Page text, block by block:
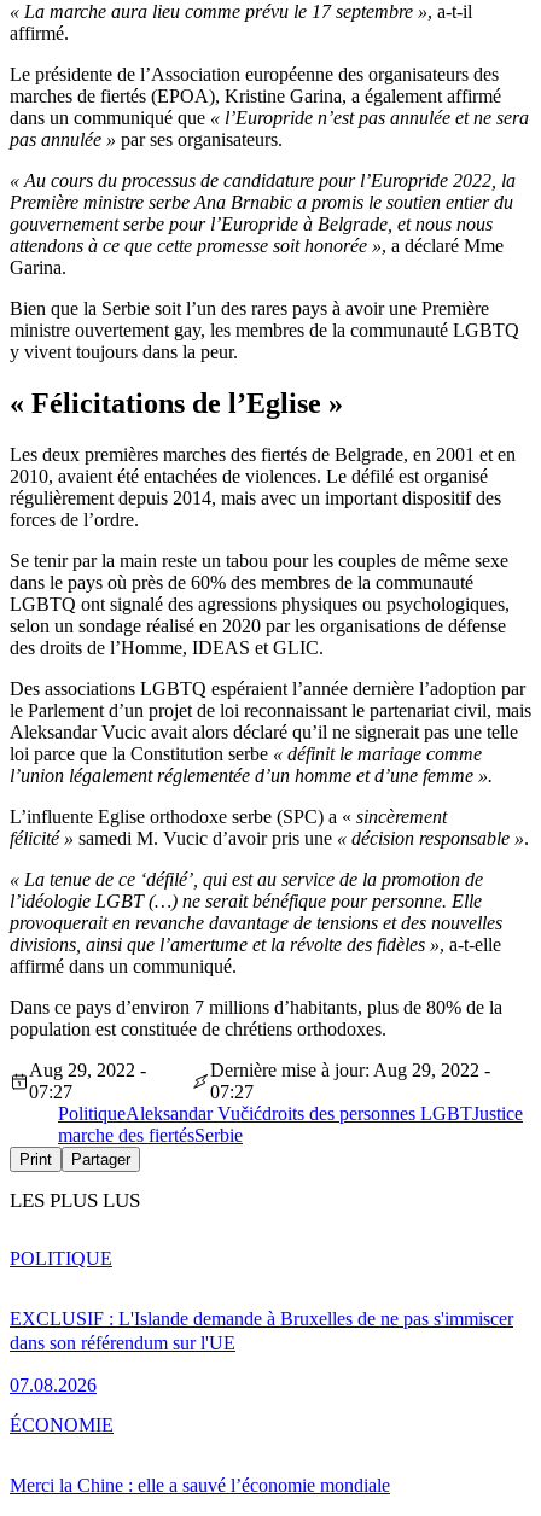
« La marche aura lieu comme prévu le 17 septembre », a-t-il
affirmé.
Le présidente de l’Association européenne des organisateurs des
marches de fiertés (EPOA), Kristine Garina, a également affirmé
dans un communiqué que « l’Europride n’est pas annulée et ne sera
pas annulée » par ses organisateurs.
« Au cours du processus de candidature pour l’Europride 2022, la
Première ministre serbe Ana Brnabic a promis le soutien entier du
gouvernement serbe pour l’Europride à Belgrade, et nous nous
attendons à ce que cette promesse soit honorée », a déclaré Mme
Garina.
Bien que la Serbie soit l’un des rares pays à avoir une Première
ministre ouvertement gay, les membres de la communauté LGBTQ
y vivent toujours dans la peur.
« Félicitations de l’Eglise »
Les deux premières marches des fiertés de Belgrade, en 2001 et en
2010, avaient été entachées de violences. Le défilé est organisé
régulièrement depuis 2014, mais avec un important dispositif des
forces de l’ordre.
Se tenir par la main reste un tabou pour les couples de même sexe
dans le pays où près de 60% des membres de la communauté
LGBTQ ont signalé des agressions physiques ou psychologiques,
selon un sondage réalisé en 2020 par les organisations de défense
des droits de l’Homme, IDEAS et GLIC.
Des associations LGBTQ espéraient l’année dernière l’adoption par
le Parlement d’un projet de loi reconnaissant le partenariat civil, mais
Aleksandar Vucic avait alors déclaré qu’il ne signerait pas une telle
loi parce que la Constitution serbe « définit le mariage comme
l’union légalement réglementée d’un homme et d’une femme ».
L’influente Eglise orthodoxe serbe (SPC) a « sincèrement
félicité » samedi M. Vucic d’avoir pris une « décision responsable ».
« La tenue de ce ‘défilé’, qui est au service de la promotion de
l’idéologie LGBT (…) ne serait bénéfique pour personne. Elle
provoquerait en revanche davantage de tensions et des nouvelles
divisions, ainsi que l’amertume et la révolte des fidèles », a-t-elle
affirmé dans un communiqué.
Dans ce pays d’environ 7 millions d’habitants, plus de 80% de la
population est constituée de chrétiens orthodoxes.
Aug 29, 2022 -
07:27
Dernière mise à jour: Aug 29, 2022 -
07:27
PolitiqueAleksandar Vučićdroits des personnes LGBTJustice
marche des fiertésSerbie
Print Partager
LES PLUS LUS
EXCLUSIF : L'Islande demande à Bruxelles de ne pas s'immiscer
dans son référendum sur l'UE
07.08.2026
POLITIQUE
Merci la Chine : elle a sauvé l’économie mondiale
ÉCONOMIE